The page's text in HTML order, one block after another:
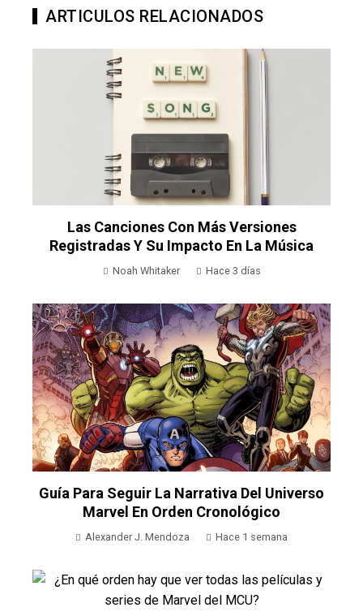
ARTICULOS RELACIONADOS
Las Canciones Con Más Versiones
Registradas Y Su Impacto En La Música
Noah Whitaker Hace 3 días
Guía Para Seguir La Narrativa Del Universo
Marvel En Orden Cronológico
Alexander J. Mendoza Hace 1 semana